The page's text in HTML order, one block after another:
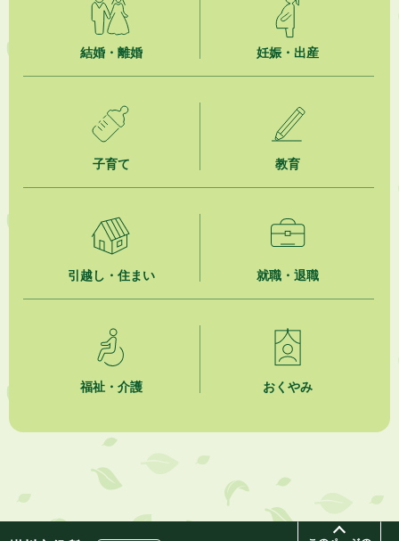
「かけがわ手話動画」で手話を学ぼう！
市民活動カレンダー（リスト形式）
今月の広報かけがわ
市議会だより 第100号 (令和8年8月1日発行)を掲載しました
2026年7月31日
掛川市市民チャレンジ公募事業「Re-KAKEGAWA（リ・カケガワ）～空
き家で出会うもったいないの宝物～」開催！！
掛川市自主運行バス掛川大須賀線について
結婚・離婚 妊娠・出産
子育て 教育
引越し・住まい 就職・退職
福祉・介護 おくやみ